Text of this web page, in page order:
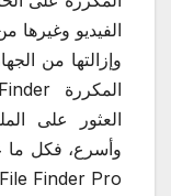
الفيديو وغيرها
وإزالتها من
العثور على
وأسرع، فكل ما